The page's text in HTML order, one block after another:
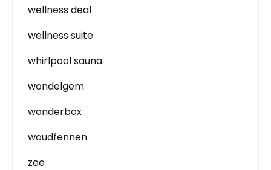
wellness deal
wellness suite
whirlpool sauna
wondelgem
wonderbox
woudfennen
zee